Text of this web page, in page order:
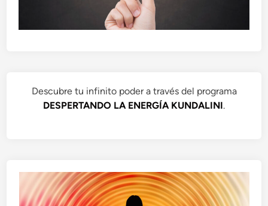
Descubre tu infinito poder a través del programa
DESPERTANDO LA ENERGÍA KUNDALINI.